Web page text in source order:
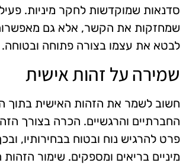
סדנאות שמוקדשות לחקר מיניות.
שמחזקות את הקשר, אלא גם
לבטא את עצמו בצורה פתוחה ובטוחה.
שמירה על זהות אישית
חשוב לשמר את הזהות האישית בתוך
החברתיים והרגשיים. הכרה בצורך
פרט להרגיש נוח ובטוח בבחירותיו,
מיניים בריאים ומספקים. שימור